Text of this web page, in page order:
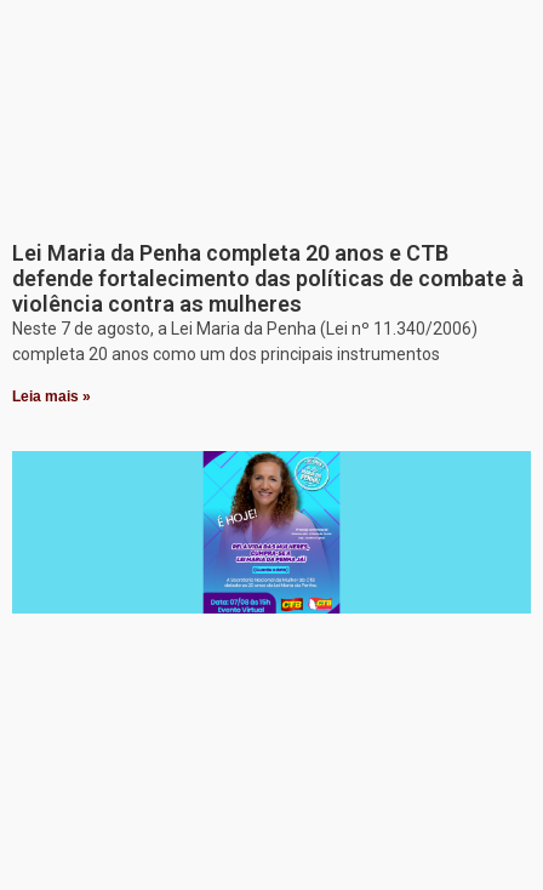
Lei Maria da Penha completa 20 anos e CTB
defende fortalecimento das políticas de combate à
violência contra as mulheres
Neste 7 de agosto, a Lei Maria da Penha (Lei nº 11.340/2006)
completa 20 anos como um dos principais instrumentos
Leia mais »